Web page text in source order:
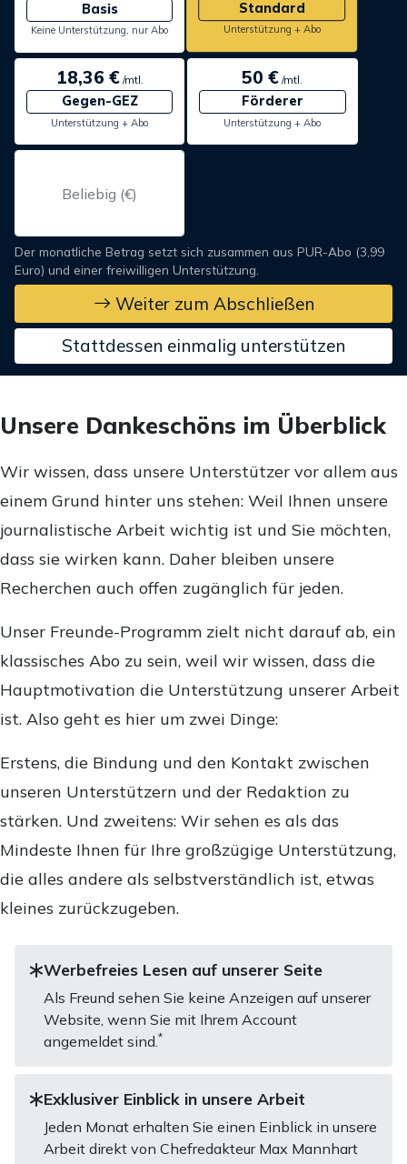
Basis
Keine Unterstützung, nur Abo
Standard
Unterstützung + Abo
18,36 €/mtl.
Gegen-GEZ
Unterstützung + Abo
50 € /mtl.
Förderer
Unterstützung + Abo
Der monatliche Betrag setzt sich zusammen aus PUR-Abo (3,99
Euro) und einer freiwilligen Unterstützung.
Weiter zum Abschließen
Stattdessen einmalig unterstützen
Unsere Dankeschöns im Überblick
Wir wissen, dass unsere Unterstützer vor allem aus
einem Grund hinter uns stehen: Weil Ihnen unsere
journalistische Arbeit wichtig ist und Sie möchten,
dass sie wirken kann. Daher bleiben unsere
Recherchen auch offen zugänglich für jeden.
Unser Freunde-Programm zielt nicht darauf ab, ein
klassisches Abo zu sein, weil wir wissen, dass die
Hauptmotivation die Unterstützung unserer Arbeit
ist. Also geht es hier um zwei Dinge:
Erstens, die Bindung und den Kontakt zwischen
unseren Unterstützern und der Redaktion zu
stärken. Und zweitens: Wir sehen es als das
Mindeste Ihnen für Ihre großzügige Unterstützung,
die alles andere als selbstverständlich ist, etwas
kleines zurückzugeben.
Werbefreies Lesen auf unserer Seite
Als Freund sehen Sie keine Anzeigen auf unserer
Website, wenn Sie mit Ihrem Account
angemeldet sind.*
Exklusiver Einblick in unsere Arbeit
Jeden Monat erhalten Sie einen Einblick in unsere
Arbeit direkt von Chefredakteur Max Mannhart